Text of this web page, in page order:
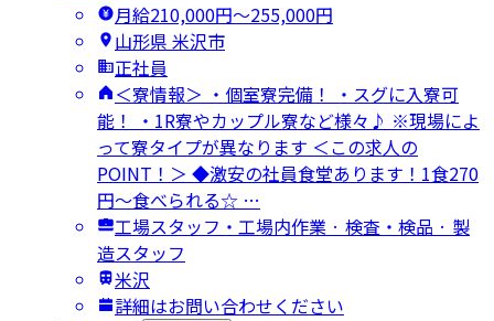
月給210,000円〜255,000円
山形県 米沢市
正社員
＜寮情報＞ ・個室寮完備！ ・スグに入寮可
能！ ・1R寮やカップル寮など様々♪ ※現場によ
って寮タイプが異なります ＜この求人の
POINT！＞ ◆激安の社員食堂あります！1食270
円～食べられる☆ …
工場スタッフ・工場内作業 · 検査・検品 · 製
造スタッフ
米沢
詳細はお問い合わせください